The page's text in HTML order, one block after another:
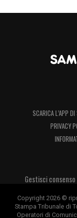
SCARICA L’APP
PRIVACY
Gestisci consenso
Copyright 2026 ©
Stampa Tribunale di
Operatori di